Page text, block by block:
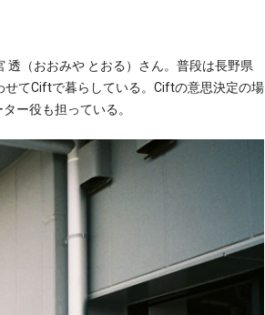
（おおみや とおる）さん。普段は長野県
てCiftで暮らしている。Ciftの意思決定の場
ー役も担っている。